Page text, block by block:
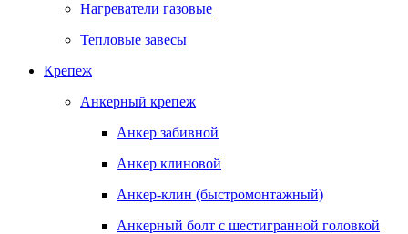
Нагреватели газовые
Тепловые завесы
Крепеж
Анкерный крепеж
Анкер забивной
Анкер клиновой
Анкер-клин (быстромонтажный)
Анкерный болт с шестигранной головкой